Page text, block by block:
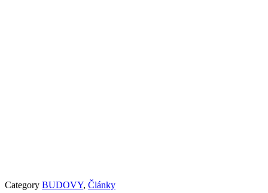
Category BUDOVY, Články